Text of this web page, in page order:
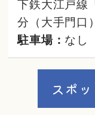
下鉄大江戸線
分（大手門口）
駐車場： なし
スポ